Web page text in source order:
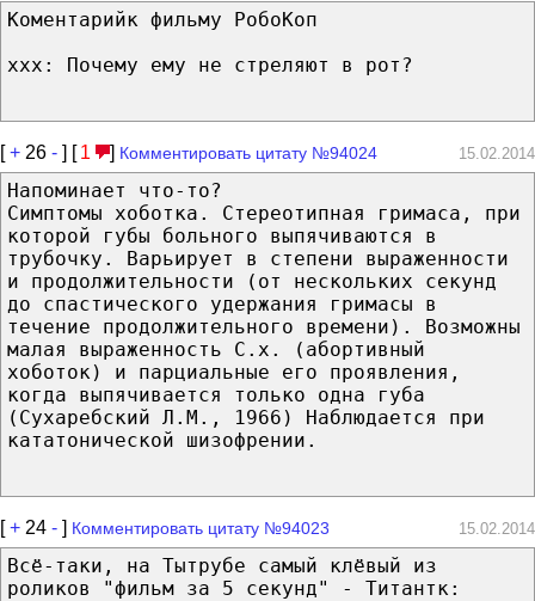
Коментарийк фильму РобоКоп
ххх: Почему ему не стреляют в рот?
[+ 26 - ] [ 1 ] Комментировать цитату №94024 15.02.2014
Напоминает что-то?
Симптомы хоботка. Стереотипная гримаса, при
которой губы больного выпячиваются в
трубочку. Варьирует в степени выраженности
и продолжительности (от нескольких секунд
до спастического удержания гримасы в
течение продолжительного времени). Возможны
малая выраженность С.х. (абортивный
хоботок) и парциальные его проявления,
когда выпячивается только одна губа
(Сухаребский Л.М., 1966) Наблюдается при
кататонической шизофрении.
[+ 24 - ] Комментировать цитату №94023 15.02.2014
Всё-таки, на Тытрубе самый клёвый из
роликов "фильм за 5 секунд" - Титантк: